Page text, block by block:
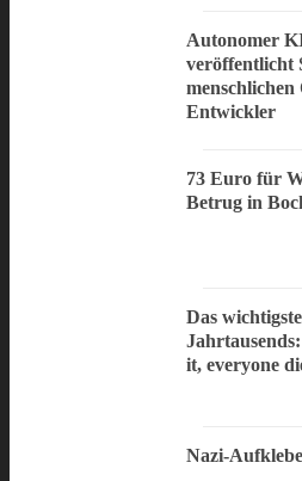
Autonomer
veröffentlicht
menschlichen
Entwickler
73 Euro für
Betrug in
Das
it, everyone
Nazi-